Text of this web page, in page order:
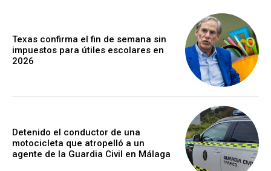
Texas confirma el fin de semana sin
impuestos para útiles escolares en
2026
Detenido el conductor de una
motocicleta que atropelló a un
agente de la Guardia Civil en Málaga